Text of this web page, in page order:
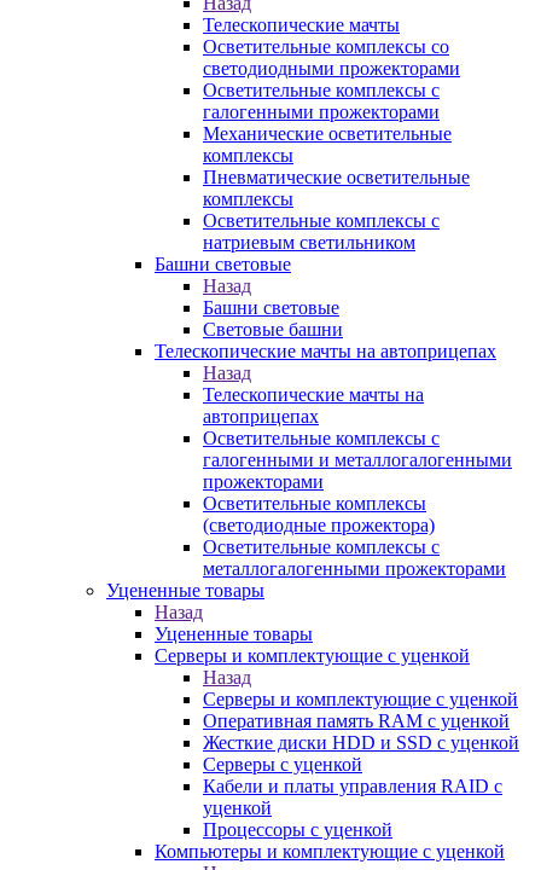
Телескопические мачты
Осветительные комплексы со
светодиодными прожекторами
Осветительные комплексы с
галогенными прожекторами
Механические осветительные
комплексы
Пневматические осветительные
комплексы
Осветительные комплексы с
натриевым светильником
Башни световые
Назад
Башни световые
Световые башни
Телескопические мачты на автоприцепах
Назад
Телескопические мачты на
автоприцепах
Осветительные комплексы с
галогенными и металлогалогенными
прожекторами
Осветительные комплексы
(светодиодные прожектора)
Осветительные комплексы с
металлогалогенными прожекторами
Уцененные товары
Назад
Уцененные товары
Серверы и комплектующие с уценкой
Назад
Серверы и комплектующие с уценкой
Оперативная память RAM с уценкой
Жесткие диски HDD и SSD с уценкой
Серверы с уценкой
Кабели и платы управления RAID с
уценкой
Процессоры с уценкой
Компьютеры и комплектующие с уценкой